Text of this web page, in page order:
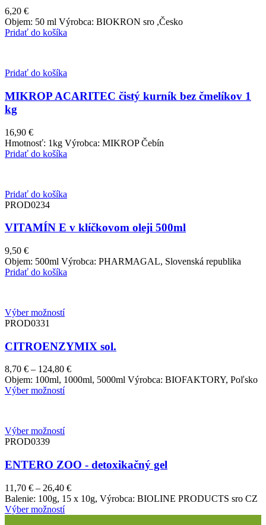
6,20 €
Objem: 50 ml Výrobca: BIOKRON sro ,Česko
Pridať do košíka
Pridať do košíka
MIKROP ACARITEC čistý kurník bez čmelíkov 1
kg
16,90 €
Hmotnosť: 1kg Výrobca: MIKROP Čebín
Pridať do košíka
Pridať do košíka
PROD0234
VITAMÍN E v klíčkovom oleji 500ml
9,50 €
Objem: 500ml Výrobca: PHARMAGAL, Slovenská republika
Pridať do košíka
Výber možností
PROD0331
CITROENZYMIX sol.
8,70 € – 124,80 €Price
range:
Objem: 100ml, 1000ml, 5000ml Výrobca: BIOFAKTORY, Poľsko
Výber možností
Výber možností
PROD0339
ENTERO ZOO - detoxikačný gel
11,70 € – 26,40 €Price
range:
Balenie: 100g, 15 x 10g, Výrobca: BIOLINE PRODUCTS sro CZ
Výber možností